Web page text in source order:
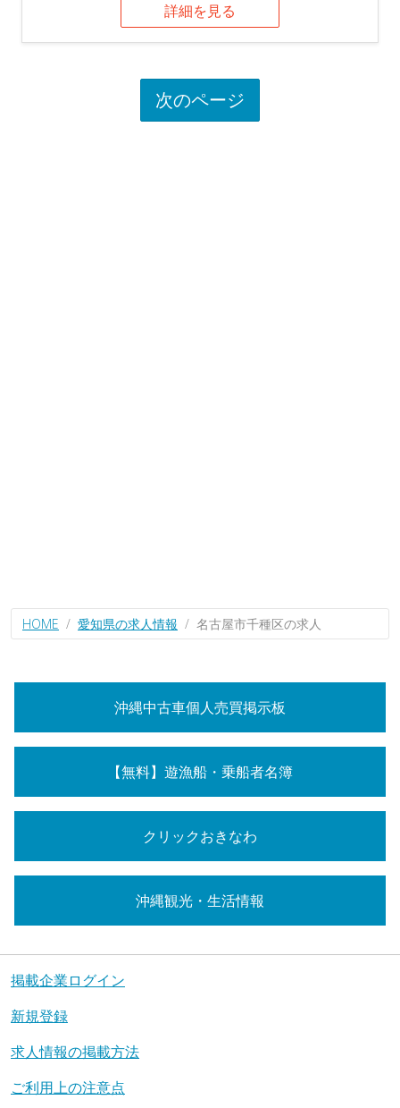
詳細を見る
次のページ
HOME 愛知県の求人情報 名古屋市千種区の求人
沖縄中古車個人売買掲示板
【無料】遊漁船・乗船者名簿
クリックおきなわ
沖縄観光・生活情報
掲載企業ログイン
新規登録
求人情報の掲載方法
ご利用上の注意点